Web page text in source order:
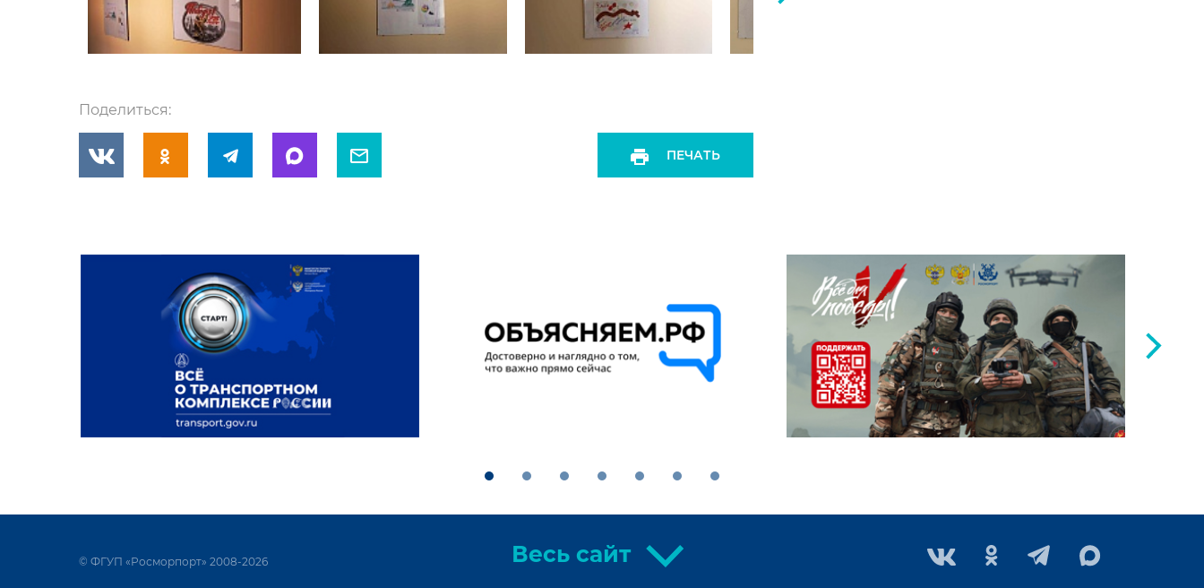
Поделиться:
ПЕЧАТЬ
© ФГУП «Росморпорт» 2008-2026 Весь сайт